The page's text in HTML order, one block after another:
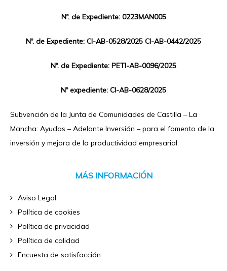
Nº. de Expediente: 0223MAN005
Nº. de Expediente: CI-AB-0528/2025 CI-AB-0442/2025
Nº. de Expediente: PETI-AB-0096/2025
Nº expediente: CI-AB-0628/2025
Subvención de la Junta de Comunidades de Castilla – La
Mancha: Ayudas – Adelante Inversión – para el fomento de la
inversión y mejora de la productividad empresarial.
MÁS INFORMACIÓN
Aviso Legal
Política de cookies
Política de privacidad
Política de calidad
Encuesta de satisfacción